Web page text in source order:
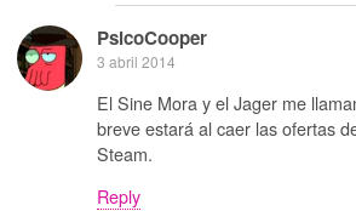
PsicoCooper
3 abril 2014
El Sine Mora y el Jager me
breve estará al caer las ofertas
Steam.
Reply